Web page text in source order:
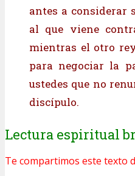
antes a considerar
al que viene
mientras el otro
para negociar la
ustedes que no
discípulo.
Lectura espiritual
Te compartimos este texto